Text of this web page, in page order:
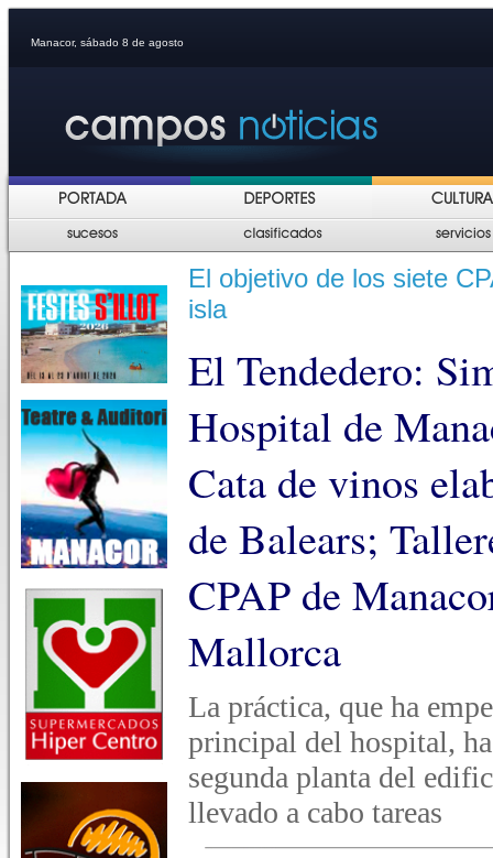
Manacor, sábado 8 de agosto
El objetivo de los siete
isla
El Tendedero:
Hospital de
Cata de vinos
de Balears;
CPAP de
Mallorca
La práctica, que ha
principal del hospital,
segunda planta del
llevado a cabo tareas